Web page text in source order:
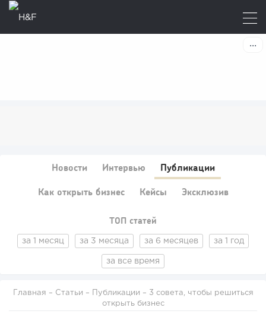
Новости Интервью Публикации
Как открыть бизнес Кейсы Эксклюзив
ТОП статей
за 1 месяц за 3 месяца за 6 месяцев за 1 год
за все время
Главная – Статьи – Публикации
открыть бизнес